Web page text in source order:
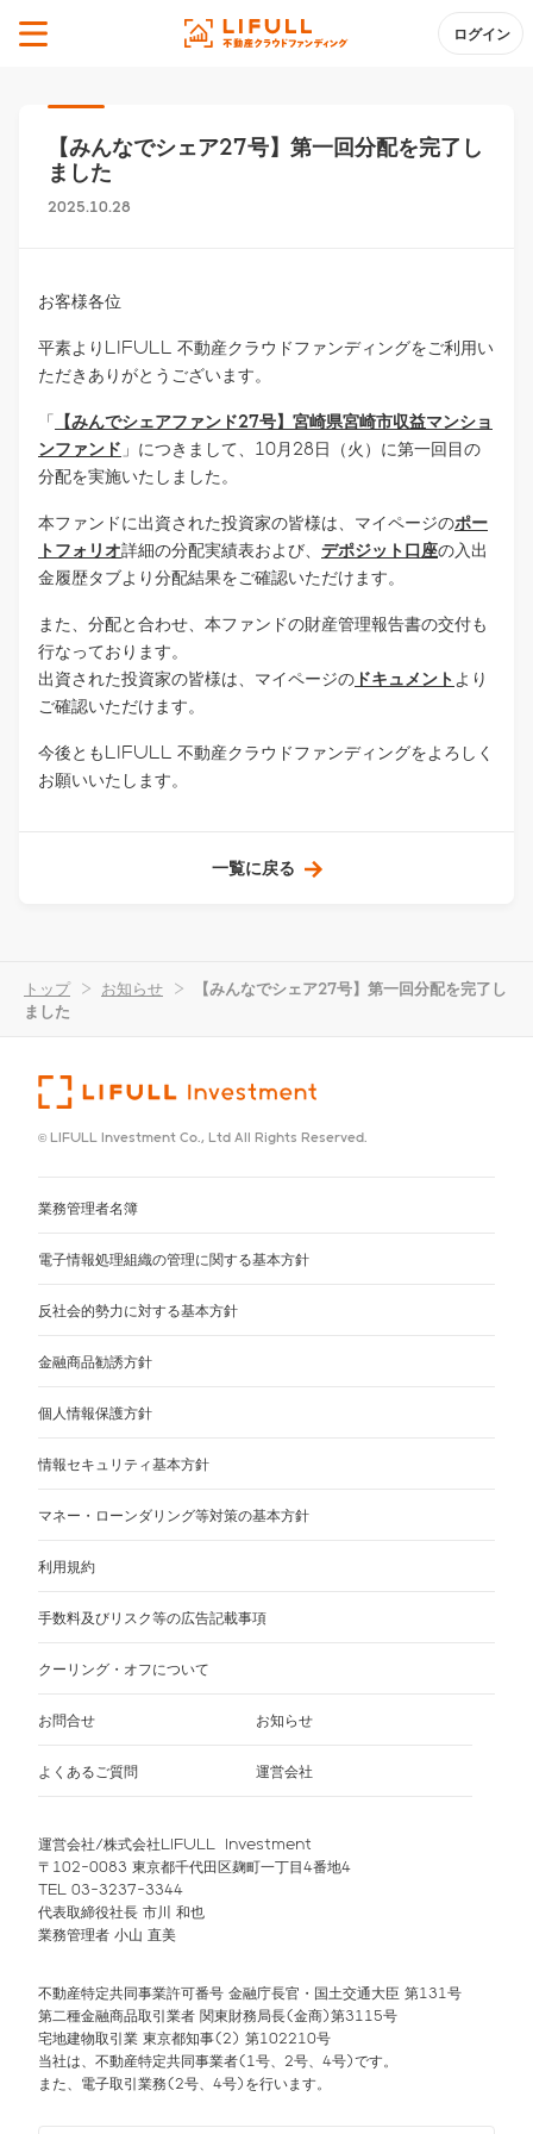
ログイン
【みんなでシェア27号】第一回分配を完了し
ました
2025.10.28
お客様各位
平素よりLIFULL 不動産クラウドファンディングをご利用い
ただきありがとうございます。
「 【みんでシェアファンド27号】宮崎県宮崎市収益マンショ
ンファンド 」につきまして、10月28日（火）に第一回目の
分配を実施いたしました。
本ファンドに出資された投資家の皆様は、マイページのポー
トフォリオ詳細の分配実績表および、 デポジット口座の入出
金履歴タブより分配結果をご確認いただけます。
また、分配と合わせ、本ファンドの財産管理報告書の交付も
行なっております。
出資された投資家の皆様は、マイページの ドキュメント より
ご確認いただけます。
今後ともLIFULL 不動産クラウドファンディングをよろしく
お願いいたします。
一覧に戻る
トップ > お知らせ >
【みんなでシェア27号】第一回分配を完了し
ました
© LIFULL Investment Co., Ltd All Rights Reserved.
業務管理者名簿
電子情報処理組織の管理に関する基本方針
反社会的勢力に対する基本方針
金融商品勧誘方針
個人情報保護方針
情報セキュリティ基本方針
マネー・ローンダリング等対策の基本方針
利用規約
手数料及びリスク等の広告記載事項
クーリング・オフについて
お問合せ お知らせ
よくあるご質問 運営会社
運営会社/株式会社LIFULL Investment
〒102-0083 東京都千代田区麹町一丁目4番地4
TEL 03-3237-3344
代表取締役社長 市川 和也
業務管理者 小山 直美
不動産特定共同事業許可番号 金融庁長官・国土交通大臣 第131号
第二種金融商品取引業者 関東財務局長(金商)第3115号
宅地建物取引業 東京都知事(2) 第102210号
当社は、不動産特定共同事業者(1号、2号、4号)です。
また、電子取引業務(2号、4号)を行います。